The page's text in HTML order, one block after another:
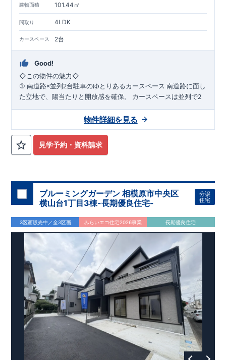
建物面積 101.44㎡
間取り 4LDK
カースペース 2台
Good!
◇ この物件の魅力◇
① 南道路×並列 2台駐車のゆとりあるカースペース 南道路に面し
た立地で、陽当たりと開放感を確保。
カースペースは並列で2
れの車利用はもちろん、来客時にも対応できるゆとりのある住
② 2階洋室すべてにWIC完備の充実収納プラン
ウォークインクローゼットを設置。
具までしっかり収納でき、居室空間を広く美しく保てます。
③ 随所に収納を配置した、暮らしやすさ重視の住空間
パントリ
ーや各所の収納スペースなど、日常使いを考えた収納計画。
生
活動線上に収納を配置することで、家事効率もアップ。
えてもすっきりと暮らせる、収納豊富な住まいです。
◇アクセス◇ ​JR横浜線、JR相模線、京王相模原線 「橋本」
駅 徒歩
ロケーション
・相模原市立二本松小学校 徒歩 14
・相模原市立相模原中学校 徒歩
・星の子保育園 徒歩
・sanwa 西橋本店 徒歩
・ローソン・スリーエフ二本松一丁目店 徒歩 分
◇ブルーミングガーデンのこだわり◇【全棟自社一貫体制】
・誰が、何をしたか。が明確だからこそ、お客様の安心に繋が
ります。・設計、施工、営業が互いに協力しあい、最良のプラ
ンを提供いたします。・不要な中間マージンを抑えることで、
コストダウンに努めています。
【耐震等級3取得】・東栄住宅
の建物は、国が定めた耐震等級で3を取得。建築基準法で定めら
れた、｢数百年に一度発生する地震に対して、倒壊、崩壊しな
い。｣という基準から、さらに
倍の耐震力を達成していま
見学予約・資料請求
物件詳細を見る
ブルーミングガーデン 相模原市中央区
横山台1丁目3棟-長期優良住宅-
分譲
住宅
3区画販売中／全3区画 みらいエコ住宅2026事業 長期優良住宅